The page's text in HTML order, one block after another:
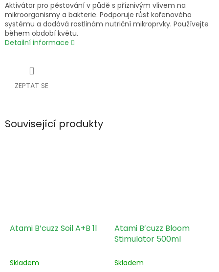
Aktivátor pro pěstování v půdě s příznivým vlivem na
mikroorganismy a bakterie. Podporuje růst kořenového
systému a dodává rostlinám nutriční mikroprvky. Používejte
během období květu.
Detailní informace
ZEPTAT SE
Související produkty
Atami B’cuzz Soil A+B 1l
Skladem
Atami B’cuzz Bloom
Stimulator 500ml
Skladem